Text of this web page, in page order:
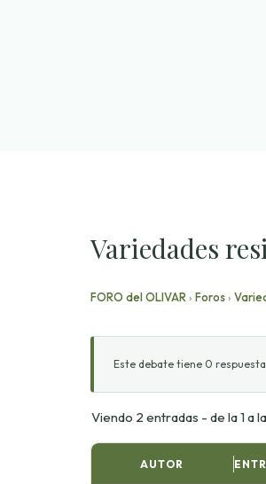
Variedades
FORO del OLIVAR › Foros ›
Este debate tiene 0
Viendo 2 entradas - de la 1 a
AUTOR